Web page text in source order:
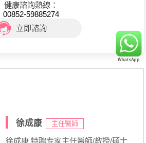
健康諮詢熱線：
00852-59885274
立即諮詢
徐成康 主任醫師
徐成康 特聘专家主任醫師/教授/碩士